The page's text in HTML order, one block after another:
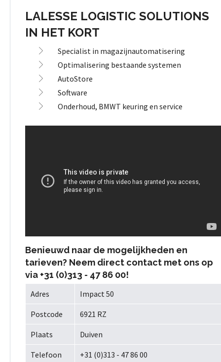
LALESSE LOGISTIC SOLUTIONS
IN HET KORT
Specialist in magazijnautomatisering
Optimalisering bestaande systemen
AutoStore
Software
Onderhoud, BMWT keuring en service
Benieuwd naar de mogelijkheden en
tarieven? Neem direct contact met ons op
via +31 (0)313 - 47 86 00!
Adres Impact 50
Postcode 6921 RZ
Plaats Duiven
Telefoon +31 (0)313 - 47 86 00